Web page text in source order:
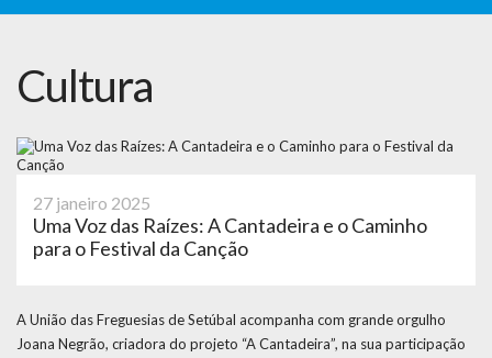
Cultura
27 janeiro 2025
Uma Voz das Raízes: A Cantadeira e o Caminho
para o Festival da Canção
A União das Freguesias de Setúbal acompanha com grande orgulho
Joana Negrão, criadora do projeto “A Cantadeira”, na sua participação